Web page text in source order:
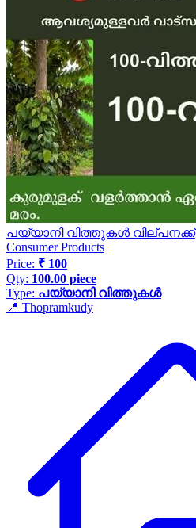
പയ്യാനി വിത്തുകൾ വില്പനക്ക്
Consumer Products
Price: ₹ 100
Qty: 100.00 piece
Type: പയ്യാനി വിത്തുകൾ
📍 Thopramkudy